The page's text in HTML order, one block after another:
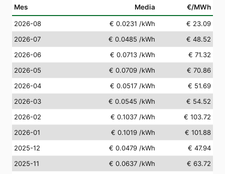
Mes Media €/MWh
2026-08 € 0.0231 /kWh
€ 23.09
2026-07
€ 0.0485 /kWh
€ 48.52
2026-06
€ 0.0713 /kWh
€ 71.32
2026-05
€ 0.0709 /kWh
€ 70.86
2026-04
€ 0.0517 /kWh
€ 51.69
2026-03
€ 0.0545 /kWh
€ 54.52
2026-02
€ 0.1037 /kWh
€ 103.72
2026-01
€ 0.1019 /kWh
€ 101.88
2025-12
€ 0.0479 /kWh
€ 47.94
2025-11
€ 0.0637 /kWh
€ 63.72